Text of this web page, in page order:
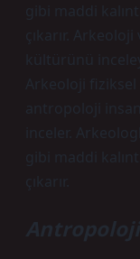
gibi maddi
çıkarır.
kültürünü
Arkeoloji
antropoloji insan
inceler.
gibi maddi
çıkarır.